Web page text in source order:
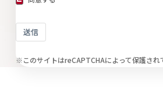
送信
※このサイトはreCAPTCHAによって保護され